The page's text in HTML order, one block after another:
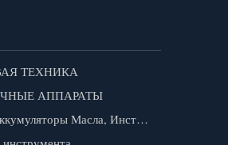
ТЕХНИКА
АППАРАТЫ
Авто Аккумуляторы Масла, Инструмент